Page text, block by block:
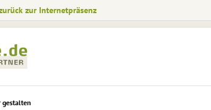
zur Internetpräsenz
gestalten